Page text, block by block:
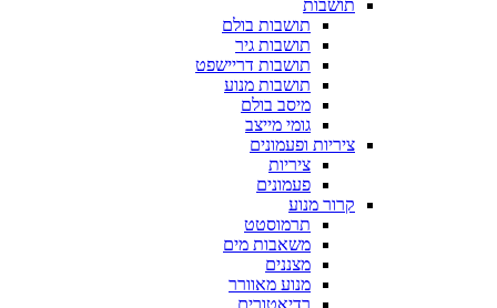
תושבות
תושבות בולם
תושבות גיר
תושבות דריישפט
תושבות מנוע
מיסב בולם
גומי מייצב
ציריות ופעמונים
ציריות
פעמונים
קרור מנוע
תרמוסטט
משאבות מים
מצננים
מנוע מאוורר
רדיאטורים